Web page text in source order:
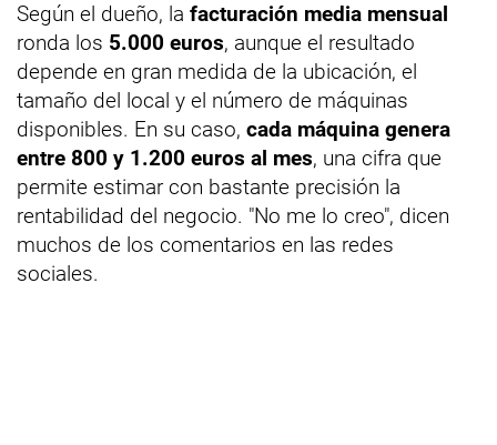
Según el dueño, la facturación media mensual
ronda los 5.000 euros, aunque el resultado
depende en gran medida de la ubicación, el
tamaño del local y el número de máquinas
disponibles. En su caso, cada máquina genera
entre 800 y 1.200 euros al mes, una cifra que
permite estimar con bastante precisión la
rentabilidad del negocio. "No me lo creo", dicen
muchos de los comentarios en las redes
sociales.